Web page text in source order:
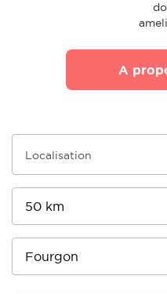
A